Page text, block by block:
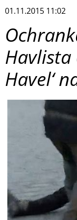
01.11.2015 11:02
Havlista
Havel‘